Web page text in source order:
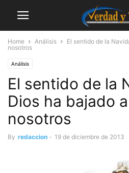
Home Análisis
El sentido de la
nosotros
Análisis
El sentido de la
Dios ha bajado
nosotros
By redaccion - 19 de diciembre de 2013